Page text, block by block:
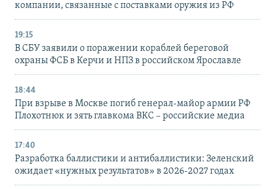
компании, связанные с поставками оружия из РФ
19:15
В СБУ заявили о поражении кораблей береговой
охраны ФСБ в Керчи и НПЗ в российском Ярославле
18:44
При взрыве в Москве погиб генерал-майор армии РФ
Плохотнюк и зять главкома ВКС – российские медиа
17:40
Разработка баллистики и антибаллистики: Зеленский
ожидает «нужных результатов» в 2026-2027 годах